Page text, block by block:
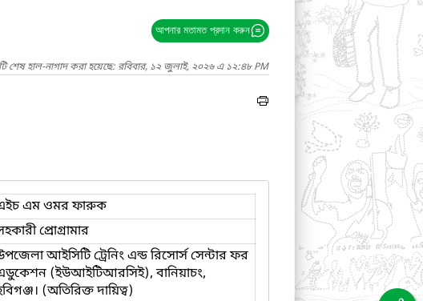
আপনার মতামত প্রদান করুন
শেষ হাল-নাগাদ করা হয়েছে: রবিবার, ১২ জুলাই, ২০২৬ এ ১২:৪৮ PM
এম ওমর ফারুক
প্রোগ্রামার
আইসিটি ট্রেনিং এন্ড রিসোর্স সেন্টার ফর
(ইউআইটিআরসিই), বানিয়াচং,
(অতিরিক্ত দায়িত্ব)